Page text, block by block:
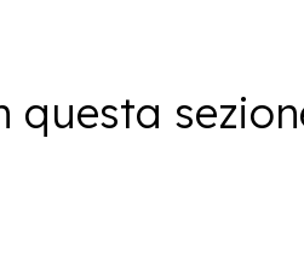
questa